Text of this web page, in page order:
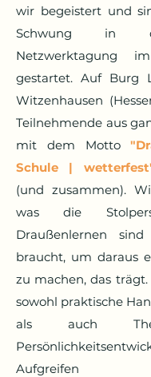
wir begeistert und
Schwung in
Netzwerktagung
gestartet. Auf Burg
Witzenhausen
Teilnehmende aus
mit dem Motto
Schule |
(und zusammen).
was die
Draußenlernen
braucht, um daraus
zu machen, das trägt.
sowohl praktische
als auch
Aufgreifen